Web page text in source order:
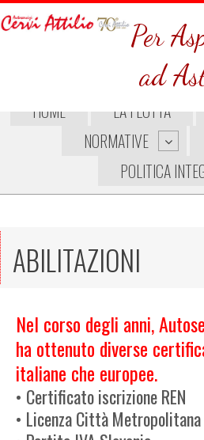
Per
ad
HOME LA FLOTTA
NORMATIVE
POLITICA
ABILITAZIONI
Nel corso degli anni,
ha ottenuto diverse
italiane che europee.
• Certificato iscrizione REN
• Licenza Città